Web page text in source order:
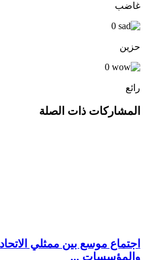
غاضب
0
حزين
0
رائع
المشاركات ذات الصلة
اجتماع موسع بين ممثلي
والمؤسسات ...